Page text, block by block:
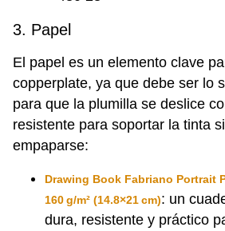
3. Papel
El papel es un elemento clave
copperplate, ya que debe ser lo
para que la plumilla se deslice
resistente para soportar la tinta
empaparse:
Drawing Book Fabriano Portrait
160 g/m² (14.8×21 cm): un
dura, resistente y práctico